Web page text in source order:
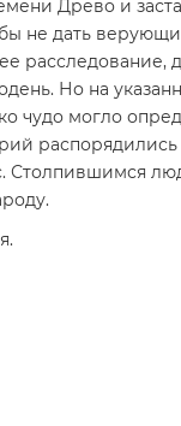
Древо и
не дать
расследование,
Но на
чудо могло
распорядились
Столпившимся